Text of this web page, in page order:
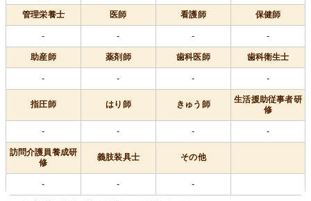
管理栄養士 医師 看護師 保健師
- - - -
助産師 薬剤師 歯科医師 歯科衛生士
- - - -
指圧師 はり師 きゅう師
生活援助従事者研
修
- - - -
訪問介護員養成研
修
義肢装具士 その他
- - -